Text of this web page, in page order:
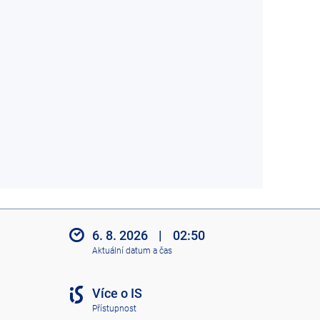
6. 8. 2026 | 02:50
Aktuální datum a čas
Více o IS
Přístupnost